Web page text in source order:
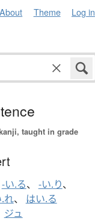
About Theme Log in
taught in grade
-い.る、 -い.り、
れ、 はい.る
ジュ